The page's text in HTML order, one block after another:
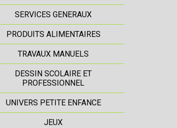
SERVICES GENERAUX
PRODUITS ALIMENTAIRES
TRAVAUX MANUELS
DESSIN SCOLAIRE ET
PROFESSIONNEL
UNIVERS PETITE ENFANCE
JEUX